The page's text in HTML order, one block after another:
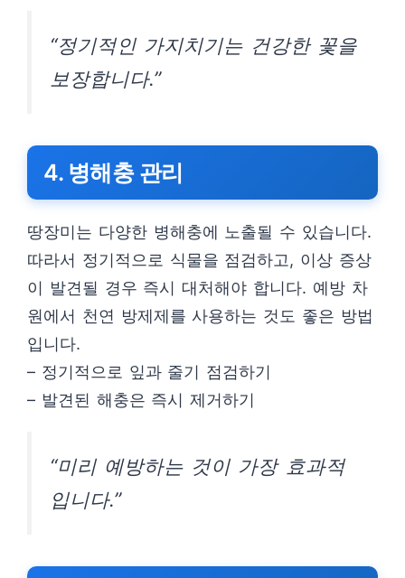
“정기적인 가지치기는 건강한 꽃을
보장합니다.”
4. 병해충 관리
땅장미는 다양한 병해충에 노출될 수 있습니다.
따라서 정기적으로 식물을 점검하고, 이상 증상
이 발견될 경우 즉시 대처해야 합니다. 예방 차
원에서 천연 방제제를 사용하는 것도 좋은 방법
입니다.
– 정기적으로 잎과 줄기 점검하기
– 발견된 해충은 즉시 제거하기
“미리 예방하는 것이 가장 효과적
입니다.”